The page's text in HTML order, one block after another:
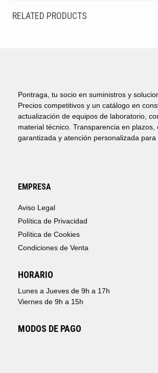
RELATED PRODUCTS
Pontraga, tu socio en suministros y
Precios competitivos y un catálogo en
actualización de equipos de laboratorio,
material técnico. Transparencia en plazos,
garantizada y atención personalizada
EMPRESA
Aviso Legal
Política de Privacidad
Política de Cookies
Condiciones de Venta
HORARIO
Lunes a Jueves de 9h a 17h
Viernes de 9h a 15h
MODOS DE PAGO